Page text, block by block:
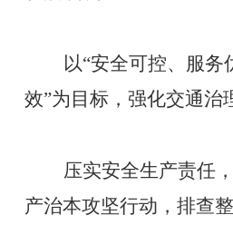
以“安全可控、服务
效”为目标，强化交通治
压实安全生产责任
产治本攻坚行动，排查